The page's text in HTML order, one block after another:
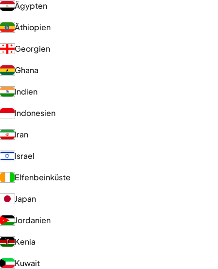
Ägypten
Äthiopien
Georgien
Ghana
Indien
Indonesien
Iran
Israel
Elfenbeinküste
Japan
Jordanien
Kenia
Kuwait